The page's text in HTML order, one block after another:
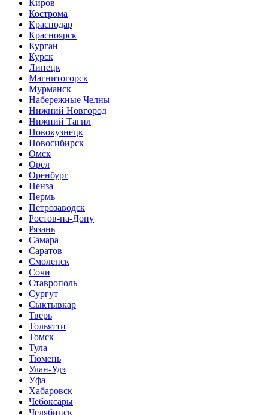
Киров
Кострома
Краснодар
Красноярск
Курган
Курск
Липецк
Магнитогорск
Мурманск
Набережные Челны
Нижний Новгород
Нижний Тагил
Новокузнецк
Новосибирск
Омск
Орёл
Оренбург
Пенза
Пермь
Петрозаводск
Ростов-на-Дону
Рязань
Самара
Саратов
Смоленск
Сочи
Ставрополь
Сургут
Сыктывкар
Тверь
Тольятти
Томск
Тула
Тюмень
Улан-Удэ
Уфа
Хабаровск
Чебоксары
Челябинск